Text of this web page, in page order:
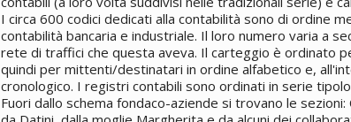
I circa 600 codici dedicati alla contabilità sono di ordine
contabilità bancaria e industriale. Il loro numero varia a
rete di traffici che questa aveva. Il carteggio è ordinato
quindi per mittenti/destinatari in ordine alfabetico e,
cronologico. I registri contabili sono ordinati in serie
Fuori dallo schema fondaco-aziende si trovano le